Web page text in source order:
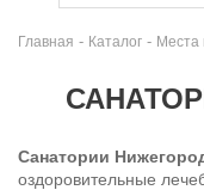
Главная - Каталог - Места
Санатории
оздоровительные